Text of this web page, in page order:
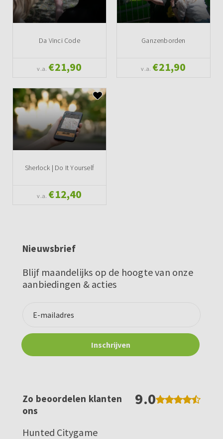
Da Vinci Code
v.a. €21,90
Ganzenborden
v.a. €21,90
Sherlock | Do It Yourself
v.a. €12,40
Nieuwsbrief
Blijf maandelijks op de hoogte van onze
aanbiedingen & acties
Zo beoordelen klanten
ons
9.0
Hunted Citygame